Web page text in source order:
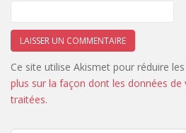
Ce site utilise Akismet pour réduire
plus sur la façon dont les données
traitées.